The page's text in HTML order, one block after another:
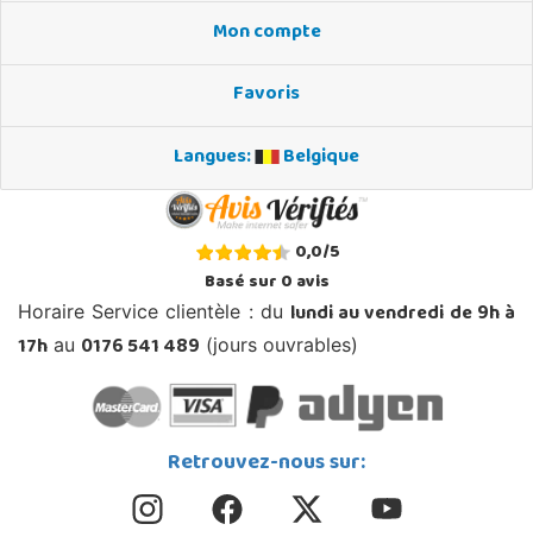
Mon compte
Favoris
Langues:
Belgique
0,0/5
Basé sur0avis
Horaire Service clientèle : du lundi au vendredi de 9h à
17h au 0176 541 489 (jours ouvrables)
Retrouvez-nous sur: